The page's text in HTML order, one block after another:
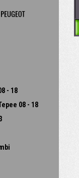
- 18
08 - 18